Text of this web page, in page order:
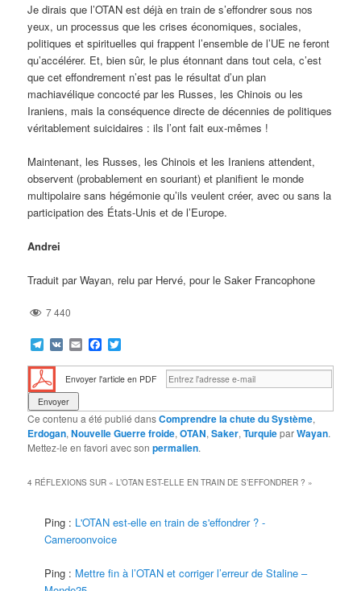
Je dirais que l’OTAN est déjà en train de s’effondrer sous nos
yeux, un processus que les crises économiques, sociales,
politiques et spirituelles qui frappent l’ensemble de l’UE ne feront
qu’accélérer. Et, bien sûr, le plus étonnant dans tout cela, c’est
que cet effondrement n’est pas le résultat d’un plan
machiavélique concocté par les Russes, les Chinois ou les
Iraniens, mais la conséquence directe de décennies de politiques
véritablement suicidaires : ils l’ont fait eux-mêmes !
Maintenant, les Russes, les Chinois et les Iraniens attendent,
observent (probablement en souriant) et planifient le monde
multipolaire sans hégémonie qu’ils veulent créer, avec ou sans la
participation des États-Unis et de l’Europe.
Andrei
Traduit par Wayan, relu par Hervé, pour le Saker Francophone
7 440
Telegram
VK EmailFacebook
Envoyer l'article en PDF
Ce contenu a été publié dansComprendre la chute du Système,
Erdogan,Nouvelle Guerre froide,OTAN,Saker,TurquieparWayan.
Mettez-le en favori avec sonpermalien.
4 RÉFLEXIONS SUR «L’OTAN EST-ELLE EN TRAIN DE S’EFFONDRER ? »
Ping : L'OTAN est-elle en train de s'effondrer ? -
Cameroonvoice
Ping : Mettre fin à l’OTAN et corriger l’erreur de Staline –